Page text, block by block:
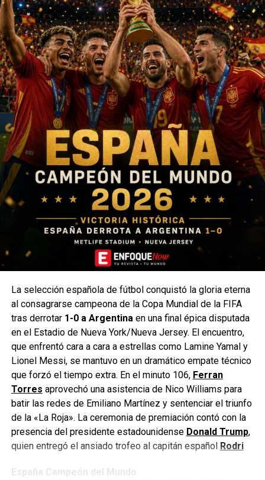
La selección española de fútbol conquistó la gloria eterna
al consagrarse campeona de la Copa Mundial de la FIFA
tras derrotar 1-0 a Argentinaen una final épica disputada
en el Estadio de Nueva York/Nueva Jersey. El encuentro,
que enfrentó cara a cara a estrellas como Lamine Yamal y
Lionel Messi, se mantuvo en un dramático empate técnico
que forzó el tiempo extra. En el minuto 106, Ferran
Torres aprovechó una asistencia de Nico Williams para
batir las redes de Emiliano Martínez y sentenciar el triunfo
de la «La Roja». La ceremonia de premiación contó con la
presencia del presidente estadounidense Donald Trump,
quien entregó el ansiado trofeo al capitán español Rodri
España Campeón del Mundo